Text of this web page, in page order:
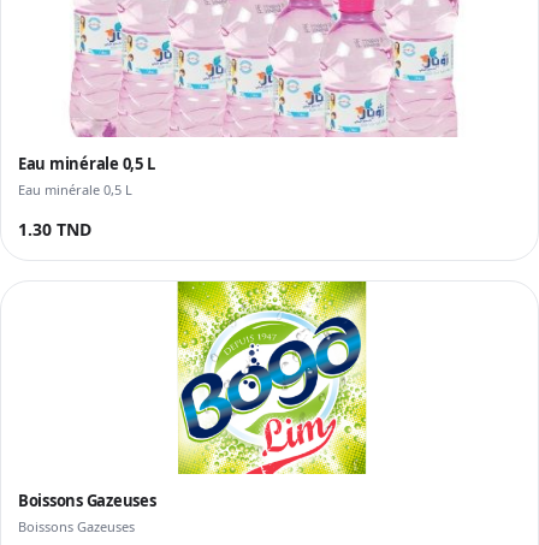
Eau minérale 0,5 L
Eau minérale 0,5 L
1.30 TND
Boissons Gazeuses
Boissons Gazeuses